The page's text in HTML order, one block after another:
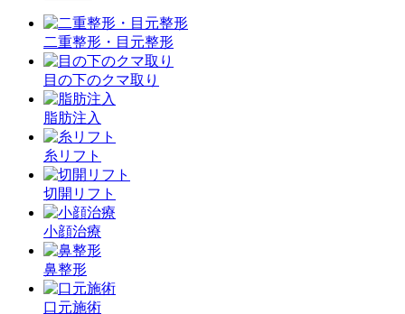
二重整形・目元整形
目の下のクマ取り
脂肪注入
糸リフト
切開リフト
小顔治療
鼻整形
口元施術